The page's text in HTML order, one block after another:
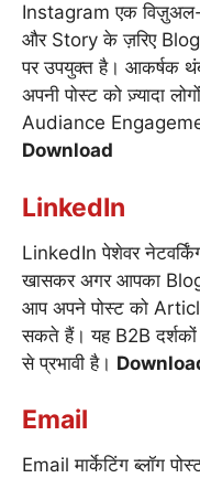
Instagram एक विज़ुअल-
और Story के ज़रिए Blog
पर उपयुक्त है। आकर्षक
अपनी पोस्ट को ज़्यादा
Audiance
Download
LinkedIn
LinkedIn पेशेवर
खासकर अगर आपका Blog
आप अपने पोस्ट को
सकते हैं। यह B2B
से प्रभावी है।
Email
Email मार्केटिंग ब्लॉग